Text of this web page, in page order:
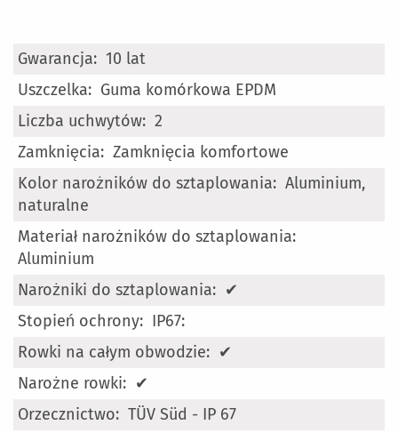
Więcej
informacji
10 lat
Guma komórkowa EPDM
2
Zamknięcia komfortowe
Aluminium,
naturalne
Aluminium
✔
IP67:
✔
✔
TÜV Süd - IP 67